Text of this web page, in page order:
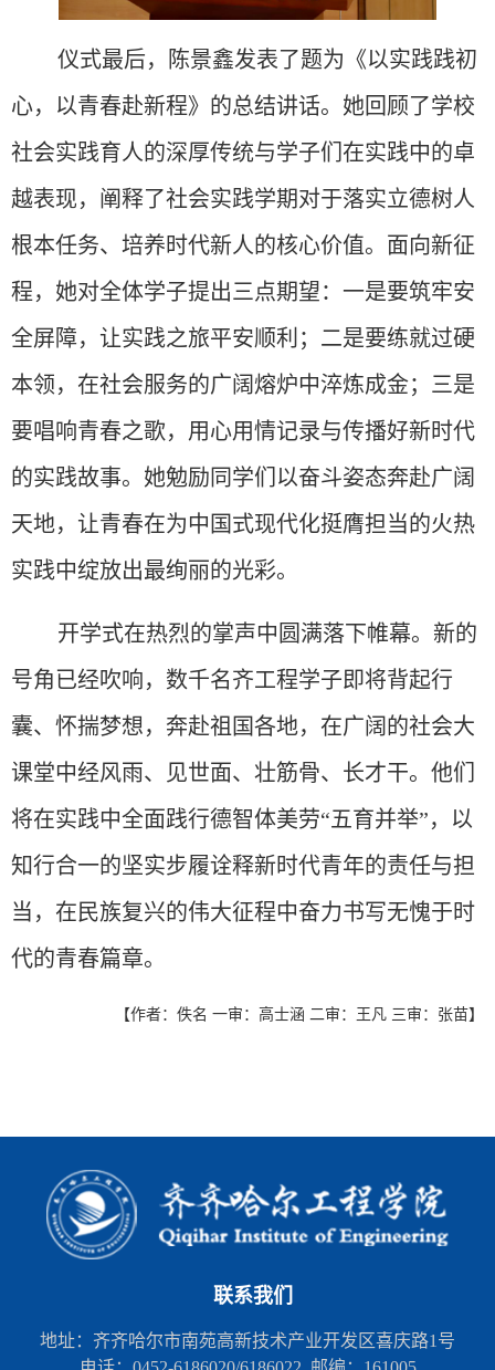
仪式最后，陈景鑫发表了题为《以实践践初
心，以青春赴新程》的总结讲话。她回顾了学校
社会实践育人的深厚传统与学子们在实践中的卓
越表现，阐释了社会实践学期对于落实立德树人
根本任务、培养时代新人的核心价值。 面向新征
程，她对全体学子提出三点期望：一是要筑牢安
全屏障，让实践之旅平安顺利；二是要练就过硬
本领，在社会服务的广阔熔炉中淬炼成金；三是
要唱响青春之歌，用心用情记录与传播好新时代
的实践故事。她勉励同学们以奋斗姿态奔赴广阔
天地，让青春在为中国式现代化挺膺担当的火热
实践中绽放出最绚丽的光彩。
开学式在热烈的掌声中圆满落下帷幕。新的
号角已经吹响，数千名齐工程学子即将背起行
囊、怀揣梦想，奔赴祖国各地，在广阔的社会大
课堂中经风雨、见世面、壮筋骨、长才干。他们
将在实践中全面践行德智体美劳“五育并举”，以
知行合一的坚实步履诠释新时代青年的责任与担
当，在民族复兴的伟大征程中奋力书写无愧于时
代的青春篇章。
【作者：佚名 一审：高士涵 二审：王凡 三审：张苗】
联系我们
地址：齐齐哈尔市南苑高新技术产业开发区喜庆路1号